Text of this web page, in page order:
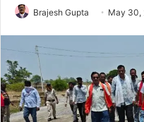
Brajesh Gupta May 30,